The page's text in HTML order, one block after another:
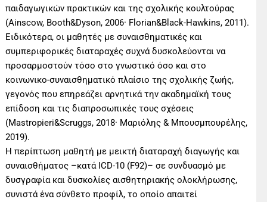
παιδαγωγικών πρακτικών και της σχολικής κουλτούρας
(Ainscow, Booth&Dyson, 2006· Florian&Black-Hawkins, 2011).
Ειδικότερα, οι μαθητές με συναισθηματικές και
συμπεριφορικές διαταραχές συχνά δυσκολεύονται να
προσαρμοστούν τόσο στο γνωστικό όσο και στο
κοινωνικο-συναισθηματικό πλαίσιο της σχολικής ζωής,
γεγονός που επηρεάζει αρνητικά την ακαδημαϊκή τους
επίδοση και τις διαπροσωπικές τους σχέσεις
(Mastropieri&Scruggs, 2018· Μαριόλης & Μπουσμπουρέλης,
2019).
Η περίπτωση μαθητή με μεικτή διαταραχή διαγωγής και
συναισθήματος –κατά ICD-10 (F92)– σε συνδυασμό με
δυσγραφία και δυσκολίες αισθητηριακής ολοκλήρωσης,
συνιστά ένα σύνθετο προφίλ, το οποίο απαιτεί